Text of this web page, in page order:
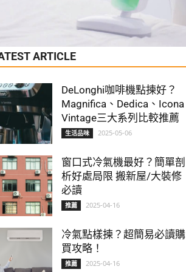
ARTICLE
DeLonghi咖啡機點揀好？
Magnifica、Dedica、Icona
Vintage三大系列比較推薦
生活品味 2025-05-06
窗口式冷氣機最好？簡單剖
析好處局限 搬新屋/大裝修
必讀
推薦 2025-04-16
冷氣點樣揀？超簡易必讀購
買攻略！
推薦 2025-04-16